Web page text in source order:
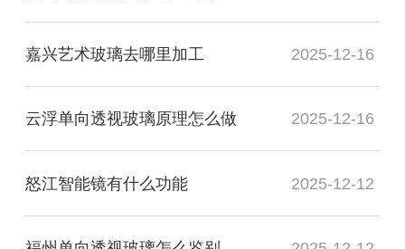
嘉兴艺术玻璃去哪里加工 2025-12-16
云浮单向透视玻璃原理怎么做 2025-12-16
怒江智能镜有什么功能 2025-12-12